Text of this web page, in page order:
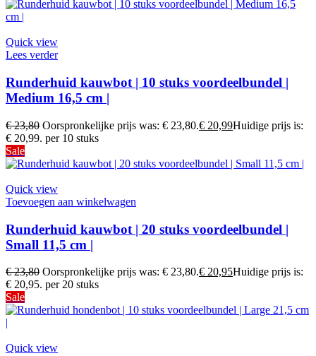
Quick view
Lees verder
Runderhuid kauwbot | 10 stuks voordeelbundel |
Medium 16,5 cm |
€23,80 Oorspronkelijke prijs was: € 23,80.€ 20,99Huidige prijs is:
€ 20,99. per 10 stuks
Sale
Quick view
Toevoegen aan winkelwagen
Runderhuid kauwbot | 20 stuks voordeelbundel |
Small 11,5 cm |
€23,80 Oorspronkelijke prijs was: € 23,80.€ 20,95Huidige prijs is:
€ 20,95. per 20 stuks
Sale
Quick view